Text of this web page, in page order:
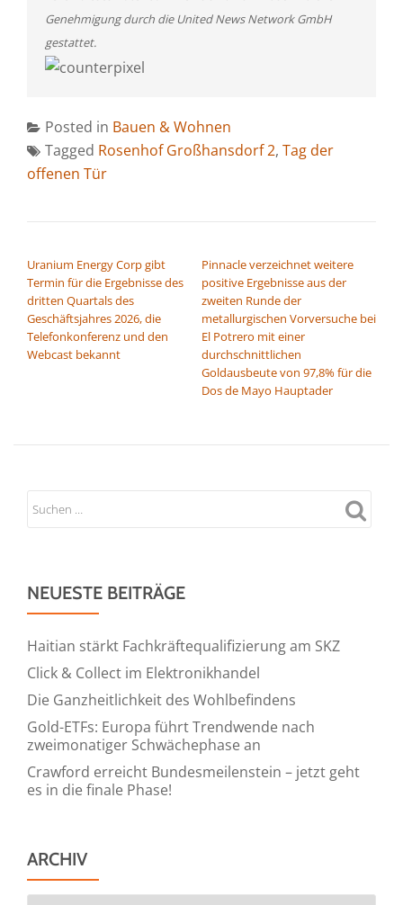
Genehmigung durch die United News Network GmbH
gestattet.
Posted in Bauen & Wohnen
Tagged Rosenhof Großhansdorf 2, Tag der
offenen Tür
Uranium Energy Corp gibt
Termin für die Ergebnisse des
dritten Quartals des
Geschäftsjahres 2026, die
Telefonkonferenz und den
Webcast bekannt
Pinnacle verzeichnet weitere
positive Ergebnisse aus der
zweiten Runde der
metallurgischen Vorversuche bei
El Potrero mit einer
durchschnittlichen
Goldausbeute von 97,8% für die
Dos de Mayo Hauptader
NEUESTE BEITRÄGE
Haitian stärkt Fachkräftequalifizierung am SKZ
Click & Collect im Elektronikhandel
Die Ganzheitlichkeit des Wohlbefindens
Gold-ETFs: Europa führt Trendwende nach
zweimonatiger Schwächephase an
Crawford erreicht Bundesmeilenstein – jetzt geht
es in die finale Phase!
ARCHIV